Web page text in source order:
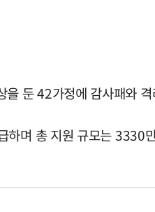
둔 42가정에 감사패와
며 총 지원 규모는 3330